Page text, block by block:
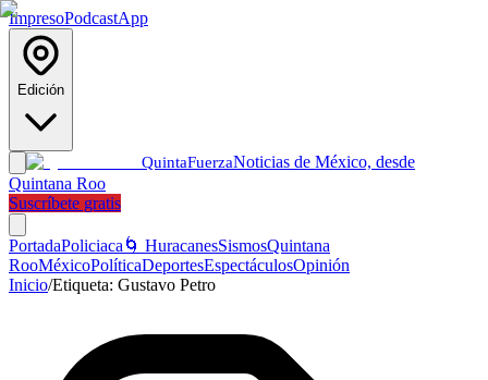
ImpresoPodcastApp
Edición
QuintaFuerzaNoticias de México, desde
Quintana Roo
Suscríbete gratis
PortadaPoliciaca 🌀 HuracanesSismosQuintana
RooMéxicoPolíticaDeportesEspectáculosOpinión
Inicio/Etiqueta: Gustavo Petro